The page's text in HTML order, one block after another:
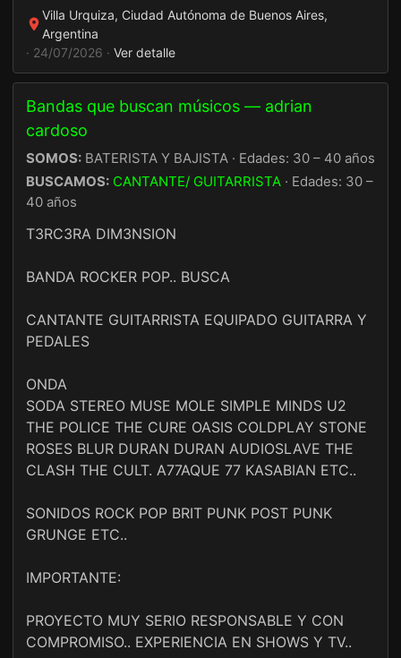
Villa Urquiza, Ciudad Autónoma de Buenos Aires,
Argentina
· 24/07/2026 · Ver detalle
Bandas que buscan músicos — adrian
cardoso
SOMOS: BATERISTA Y BAJISTA · Edades: 30 – 40 años
BUSCAMOS: CANTANTE/ GUITARRISTA · Edades: 30 –
40 años
T3RC3RA DIM3NSION
BANDA ROCKER POP.. BUSCA
CANTANTE GUITARRISTA EQUIPADO GUITARRA Y
PEDALES
ONDA
SODA STEREO MUSE MOLE SIMPLE MINDS U2
THE POLICE THE CURE OASIS COLDPLAY STONE
ROSES BLUR DURAN DURAN AUDIOSLAVE THE
CLASH THE CULT. A77AQUE 77 KASABIAN ETC..
SONIDOS ROCK POP BRIT PUNK POST PUNK
GRUNGE ETC..
IMPORTANTE:
PROYECTO MUY SERIO RESPONSABLE Y CON
COMPROMISO.. EXPERIENCIA EN SHOWS Y TV..